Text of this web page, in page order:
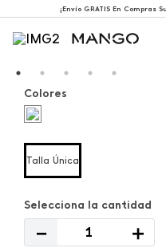
¡Envío GRATIS En Compras
Colores
Talla Única
＋
－